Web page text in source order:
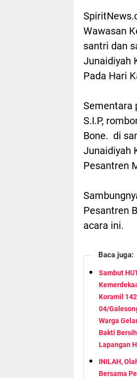
Wawasan
santri dan
Junaidiyah
Pada Hari
Sementara
S.I.P,
Bone. di
Junaidiyah
Pesantren
Pesantren
acara ini.
Baca juga:
Sambut
Koramil
04/
Warga
Bakti
Lapangan
INILAH,
Bersama